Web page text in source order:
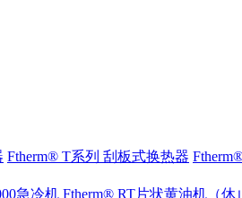
Ftherm® T系列 刮板式换热器
急冷机 Ftherm® RT片状黄油机（休